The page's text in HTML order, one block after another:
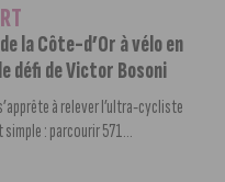
la Côte-d’Or à vélo en
défi de Victor Bosoni
à relever l’ultra-cycliste
: parcourir 571...